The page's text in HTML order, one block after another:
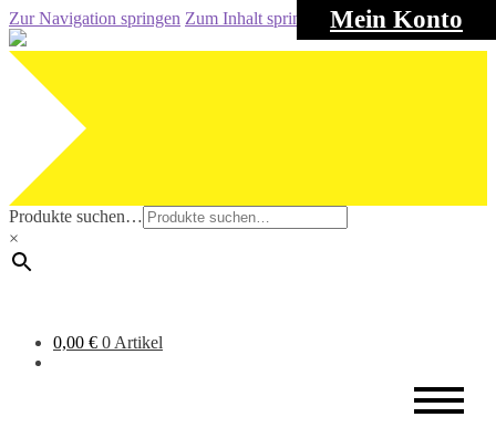
Mein Konto
Zur Navigation springen Zum Inhalt springen
Produkte suchen…
×
0,00 € 0 Artikel